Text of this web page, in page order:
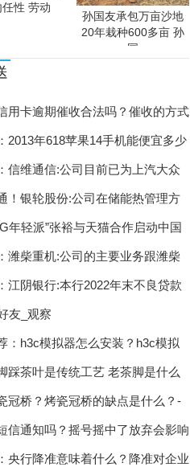
性 劳动
孙国友承包万亩沙地
20年栽种600多亩 孙
国
用卡逾期催收合法吗？催收的方式
2013年618苹果14手机能便宜多少
信维通信:公司目前已为上汽大众
！银轮股份:公司在储能热管理方
年轻派”张裕与天猫合作启动中国
潍柴重机:公司的主要业务跟潍柴
江阴银行:本行2022年末不良贷款
友_观察
：h3c模拟器怎么安装？h3c模拟
踩茶叶是传统工艺 老茶脚是什么
冠桥？烤瓷冠桥的缺点是什么？-
信通知吗？摇号摇中了放弃会影响
央行降准意味着什么？降准对企业